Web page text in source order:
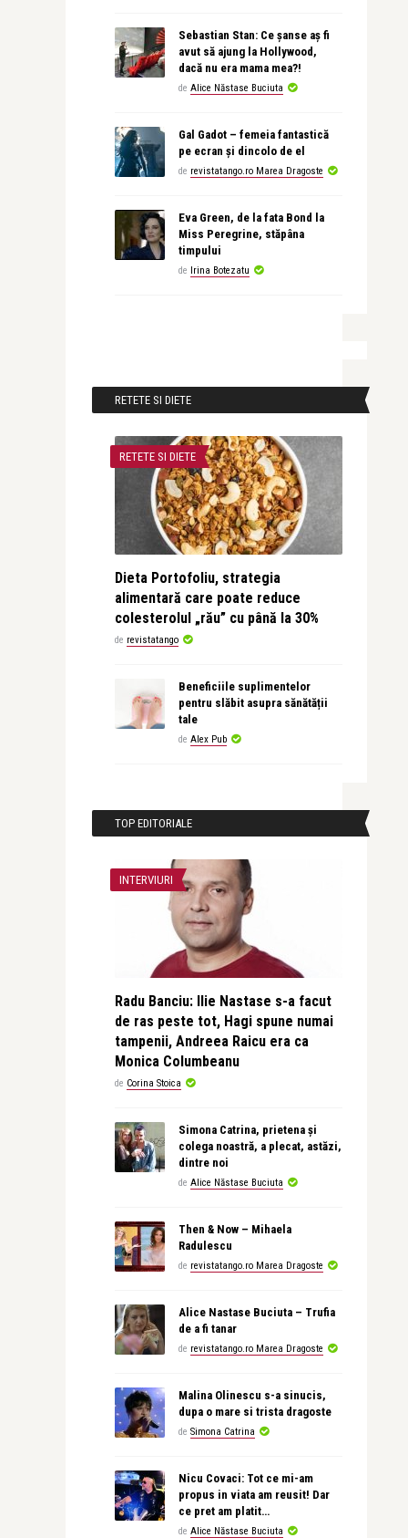
Sebastian Stan: Ce șanse aș fi
avut să ajung la Hollywood,
dacă nu era mama mea?!
de Alice Năstase Buciuta
Gal Gadot – femeia fantastică
pe ecran și dincolo de el
de revistatango.ro Marea Dragoste
Eva Green, de la fata Bond la
Miss Peregrine, stăpâna
timpului
de Irina Botezatu
RETETE SI DIETE
RETETE SI DIETE
Dieta Portofoliu, strategia
alimentară care poate reduce
colesterolul „rău” cu până la 30%
de revistatango
Beneficiile suplimentelor
pentru slăbit asupra sănătății
tale
de Alex Pub
TOP EDITORIALE
INTERVIURI
Radu Banciu: Ilie Nastase s-a facut
de ras peste tot, Hagi spune numai
tampenii, Andreea Raicu era ca
Monica Columbeanu
de Corina Stoica
Simona Catrina, prietena și
colega noastră, a plecat, astăzi,
dintre noi
de Alice Năstase Buciuta
Then & Now – Mihaela
Radulescu
de revistatango.ro Marea Dragoste
Alice Nastase Buciuta – Trufia
de a fi tanar
de revistatango.ro Marea Dragoste
Malina Olinescu s-a sinucis,
dupa o mare si trista dragoste
de Simona Catrina
Nicu Covaci: Tot ce mi-am
propus in viata am reusit! Dar
ce pret am platit…
de Alice Năstase Buciuta